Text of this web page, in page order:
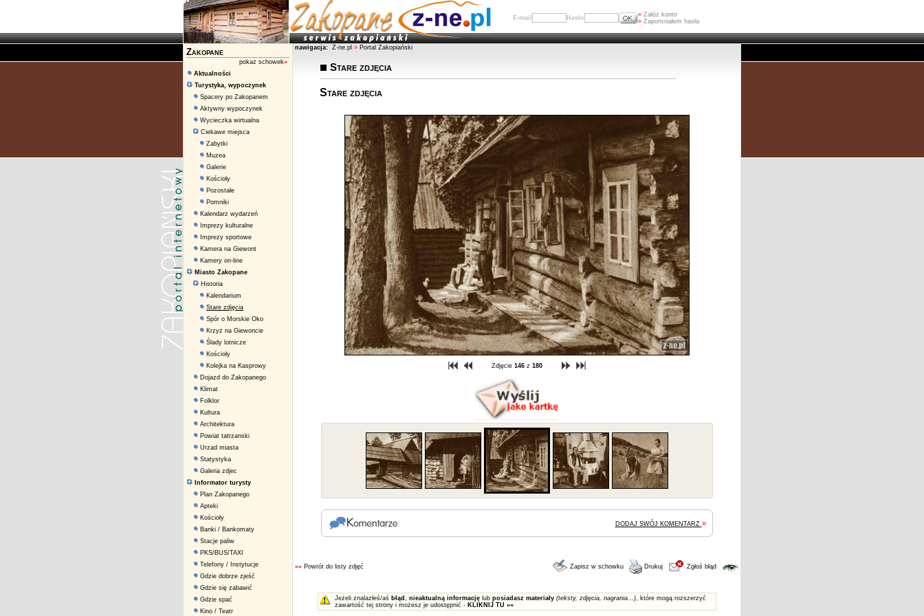
E-mail Hasło » Załóż konto
» Zapomniałem hasła
Zakopane
pokaż schowek»
Aktualności
Turystyka, wypoczynek
Spacery po Zakopanem
Aktywny wypoczynek
Wycieczka wirtualna
Ciekawe miejsca
Zabytki
Muzea
Galerie
Kościoły
Pozostałe
Pomniki
Kalendarz wydarzeń
Imprezy kulturalne
Imprezy sportowe
Kamera na Giewont
Kamery on-line
Miasto Zakopane
Historia
Kalendarium
Stare zdjęcia
Spór o Morskie Oko
Krzyż na Giewoncie
Ślady lotnicze
Kościoły
Kolejka na Kasprowy
Dojazd do Zakopanego
Klimat
Folklor
Kultura
Architektura
Powiat tatrzanski
Urzad miasta
Statystyka
Galeria zdjec
Informator turysty
Plan Zakopanego
Apteki
Kościoły
Banki / Bankomaty
Stacje paliw
PKS/BUS/TAXI
Telefony / Instytucje
Gdzie dobrze zjeść
Gdzie się zabawić
Gdzie spać
Kino / Teatr
nawigacja: Z-ne.pl » Portal Zakopiański
Stare zdjęcia
Stare zdjęcia
Zdjęcie 146z 180
DODAJ SWÓJ KOMENTARZ »
«« Powrót do listy zdjęć Zapisz w schowku Drukuj Zgłoś błąd
Jeżeli znalazłeś/aś błąd , nieaktualną informacjęlub posiadasz materiały (teksty, zdjęcia, nagrania...), które mogą rozszerzyć
zawartość tej strony i możesz je udostępnić - KLIKNIJ TU »»